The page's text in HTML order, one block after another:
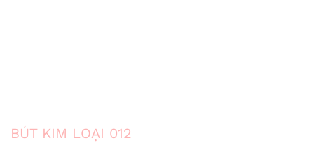
BÚT KIM LOẠI 012